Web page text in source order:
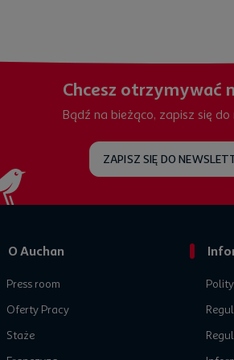
Chcesz otrzymywać
Bądź na bieżąco, zapisz się
ZAPISZ SIĘ DO
O Auchan
Press room
Oferty Pracy
Staże